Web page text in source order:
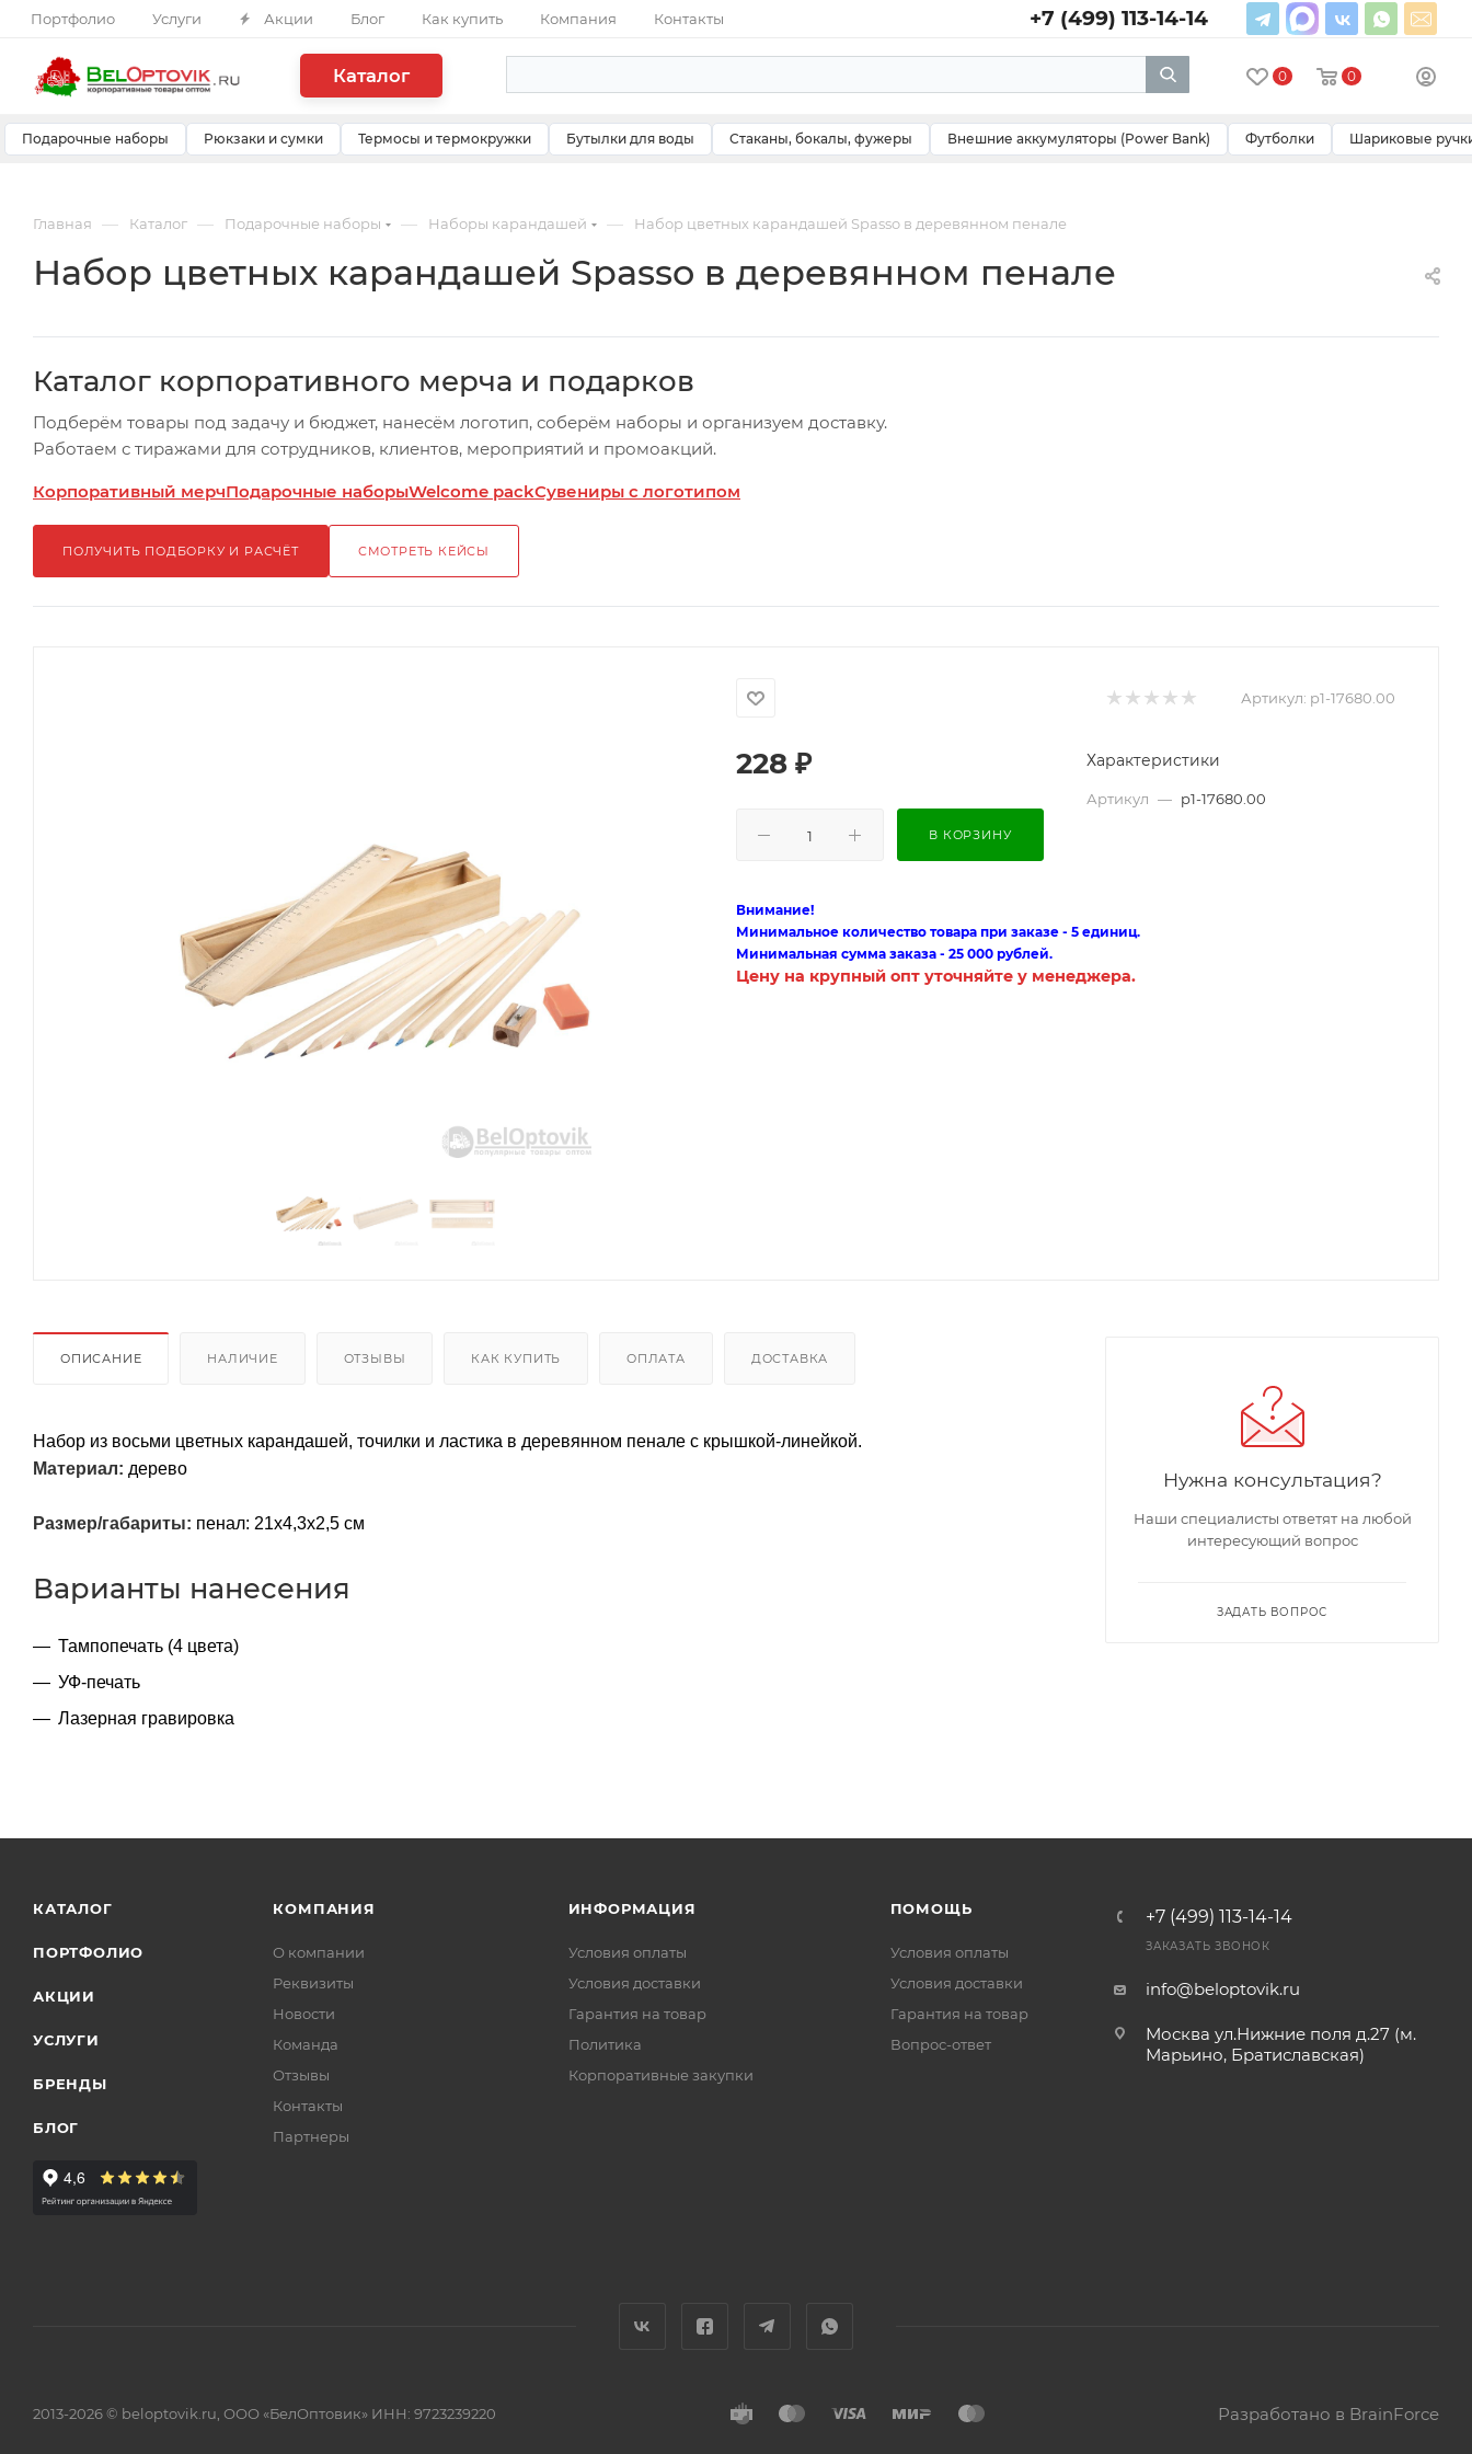
Портфолио Услуги Акции Блог Как купить Компания Контакты +7 (499) 113-14-14
Каталог 0 0
Подарочные наборы Рюкзаки и сумки Термосы и термокружки Бутылки для воды Стаканы, бокалы, фужеры Внешние аккумуляторы (Power Bank) Футболки Шариковые
Главная — Каталог — Подарочные наборы — Наборы карандашей — Набор цветных карандашей Spasso в деревянном пенале
Набор цветных карандашей Spasso в деревянном пенале
Каталог корпоративного мерча и подарков
Подберём товары под задачу и бюджет, нанесём логотип, соберём наборы и организуем доставку.
Работаем с тиражами для сотрудников, клиентов, мероприятий и промоакций.
Корпоративный мерчПодарочные наборыWelcome packСувениры с логотипом
ПОЛУЧИТЬ ПОДБОРКУ И РАСЧЁТ СМОТРЕТЬ КЕЙСЫ
Артикул: p1-17680.00
228 ₽
В КОРЗИНУ
Характеристики
Артикул — p1-17680.00
Внимание!
Минимальное количество товара при заказе - 5 единиц.
Минимальная сумма заказа - 25 000 рублей.
Цену на крупный опт уточняйте у менеджера.
ОПИСАНИЕ НАЛИЧИЕ ОТЗЫВЫ КАК КУПИТЬ ОПЛАТА ДОСТАВКА
Набор из восьми цветных карандашей, точилки и ластика в деревянном пенале с крышкой-линейкой.
Материал: дерево
Размер/габариты: пенал: 21х4,3х2,5 см
Варианты нанесения
Тампопечать (4 цвета)
УФ-печать
Лазерная гравировка
Нужна консультация?
Наши специалисты ответят на любой
интересующий вопрос
ЗАДАТЬ ВОПРОС
КАТАЛОГ
ПОРТФОЛИО
АКЦИИ
УСЛУГИ
БРЕНДЫ
БЛОГ
КОМПАНИЯ
О компании
Реквизиты
Новости
Команда
Отзывы
Контакты
Партнеры
ИНФОРМАЦИЯ
Условия оплаты
Условия доставки
Гарантия на товар
Политика
Корпоративные закупки
ПОМОЩЬ
Условия оплаты
Условия доставки
Гарантия на товар
Вопрос-ответ
+7 (499) 113-14-14
ЗАКАЗАТЬ ЗВОНОК
info@beloptovik.ru
Москва ул.Нижние поля д.27 (м.
Марьино, Братиславская)
2013-2026 © beloptovik.ru, ООО «БелОптовик» ИНН: 9723239220 Разработано в BrainForce